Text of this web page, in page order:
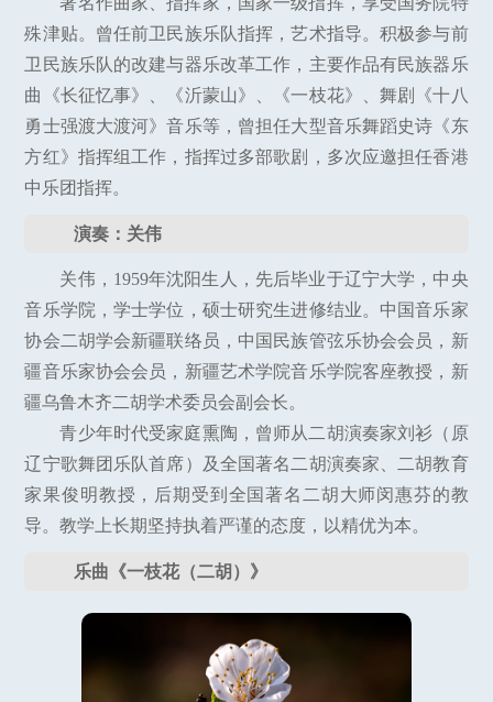
殊津贴。曾任前卫民族乐队指挥，艺术指导。积极参与前
卫民族乐队的改建与器乐改革工作，主要作品有民族器乐
曲《长征忆事》、《沂蒙山》、《一枝花》、舞剧《十八
勇士强渡大渡河》音乐等，曾担任大型音乐舞蹈史诗《东
方红》指挥组工作，指挥过多部歌剧，多次应邀担任香港
中乐团指挥。
演奏：关伟
关伟，1959年沈阳生人，先后毕业于辽宁大学，中央
音乐学院，学士学位，硕士研究生进修结业。中国音乐家
协会二胡学会新疆联络员，中国民族管弦乐协会会员，新
疆音乐家协会会员，新疆艺术学院音乐学院客座教授，新
疆乌鲁木齐二胡学术委员会副会长。
青少年时代受家庭熏陶，曾师从二胡演奏家刘衫（原
辽宁歌舞团乐队首席）及全国著名二胡演奏家、二胡教育
家果俊明教授，后期受到全国著名二胡大师闵惠芬的教
导。教学上长期坚持执着严谨的态度，以精优为本。
乐曲《一枝花（二胡）》